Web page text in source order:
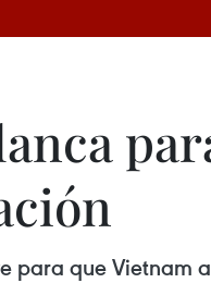
que Vietnam